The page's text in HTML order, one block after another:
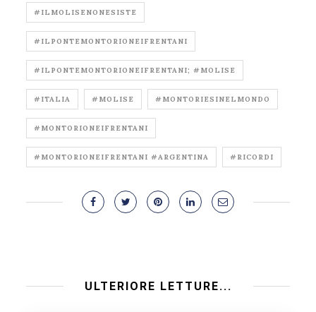
#ILMOLISENONESISTE
#ILPONTEMONTORIONEIFRENTANI
#ILPONTEMONTORIONEIFRENTANI; #MOLISE
#ITALIA #MOLISE #MONTORIESINELMONDO
#MONTORIONEIFRENTANI
#MONTORIONEIFRENTANI #ARGENTINA #RICORDI
ULTERIORE LETTURE...